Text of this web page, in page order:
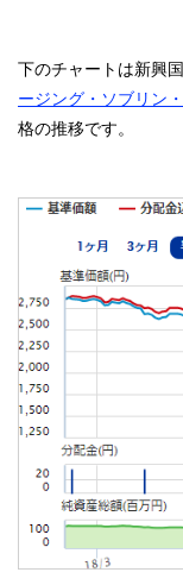
下のチャートは新興
ージング・ソブリン
格の推移です。